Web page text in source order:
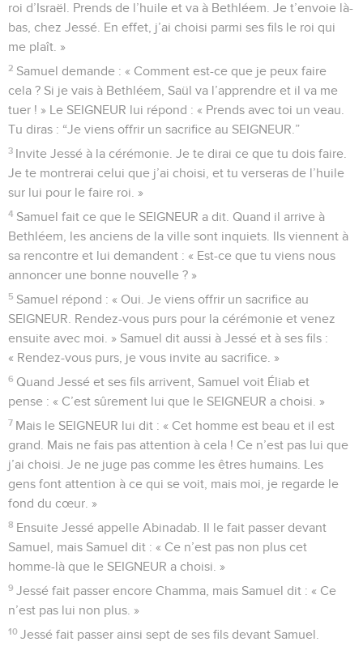
roi d’Israël. Prends de l’huile et va à Bethléem. Je t’envoie là-
bas, chez Jessé. En effet, j’ai choisi parmi ses fils le roi qui
me plaît. »
2 Samuel demande : « Comment est-ce que je peux faire
cela ? Si je vais à Bethléem, Saül va l’apprendre et il va me
tuer ! » Le SEIGNEUR lui répond : « Prends avec toi un veau.
Tu diras : “Je viens offrir un sacrifice au SEIGNEUR.”
3 Invite Jessé à la cérémonie. Je te dirai ce que tu dois faire.
Je te montrerai celui que j’ai choisi, et tu verseras de l’huile
sur lui pour le faire roi. »
4 Samuel fait ce que le SEIGNEUR a dit. Quand il arrive à
Bethléem, les anciens de la ville sont inquiets. Ils viennent à
sa rencontre et lui demandent : « Est-ce que tu viens nous
annoncer une bonne nouvelle ? »
5 Samuel répond : « Oui. Je viens offrir un sacrifice au
SEIGNEUR. Rendez-vous purs pour la cérémonie et venez
ensuite avec moi. » Samuel dit aussi à Jessé et à ses fils :
« Rendez-vous purs, je vous invite au sacrifice. »
6 Quand Jessé et ses fils arrivent, Samuel voit Éliab et
pense : « C’est sûrement lui que le SEIGNEUR a choisi. »
7 Mais le SEIGNEUR lui dit : « Cet homme est beau et il est
grand. Mais ne fais pas attention à cela ! Ce n’est pas lui que
j’ai choisi. Je ne juge pas comme les êtres humains. Les
gens font attention à ce qui se voit, mais moi, je regarde le
fond du cœur. »
8 Ensuite Jessé appelle Abinadab. Il le fait passer devant
Samuel, mais Samuel dit : « Ce n’est pas non plus cet
homme-là que le SEIGNEUR a choisi. »
9 Jessé fait passer encore Chamma, mais Samuel dit : « Ce
n’est pas lui non plus. »
10 Jessé fait passer ainsi sept de ses fils devant Samuel.